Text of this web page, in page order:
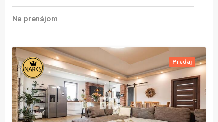
Na prenájom
Predaj